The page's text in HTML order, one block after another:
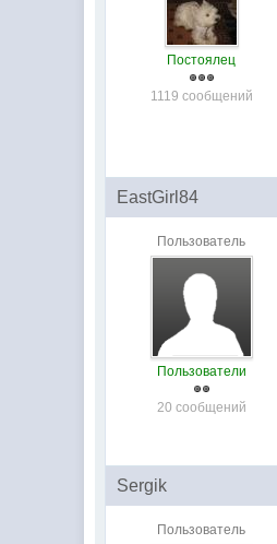
Постоялец
1119 сообщений
EastGirl84
Пользователь
Пользователи
20 сообщений
Sergik
Пользователь